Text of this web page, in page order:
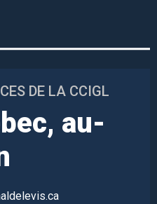
DE LA CCIGL
au-